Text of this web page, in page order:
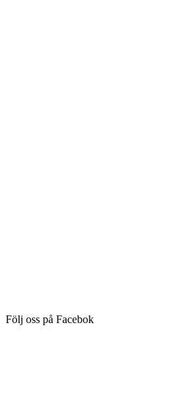
Följ oss på Facebok